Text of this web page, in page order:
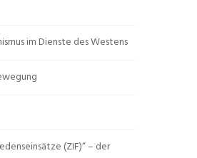
im Dienste des Westens
(ZIF)“ – der